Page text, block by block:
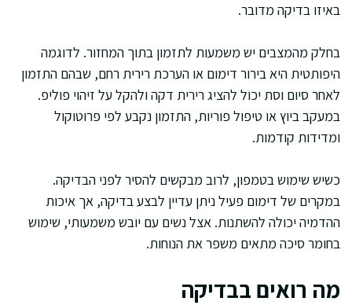
באיזו בדיקה מדובר.
בחלק מהמצבים יש משמעות לתזמון בתוך המחזור. לדוגמה
היפותטית היא בירור דימום או הערכת רירית רחם, שבהם התזמון
לאחר סיום וסת יכול להציג רירית דקה ולהקל על זיהוי פוליפ.
במעקב ביוץ או טיפול פוריות, התזמון נקבע לפי פרוטוקול
ומדידות קודמות.
כשיש שימוש בטמפון, לרוב מבקשים להסיר לפני הבדיקה.
במקרים של דימום פעיל ניתן עדיין לבצע בדיקה, אך איכות
ההדמיה יכולה להשתנות. אצל נשים עם יובש משמעותי, שימוש
בחומר סיכה מתאים משפר את הנוחות.
מה רואים בבדיקה